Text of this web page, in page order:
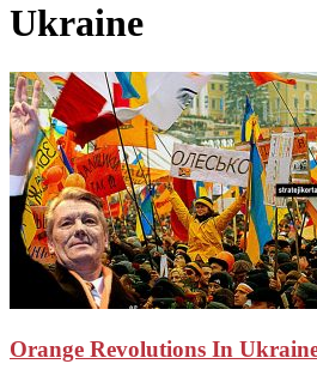
Ukraine
Orange Revolutions In